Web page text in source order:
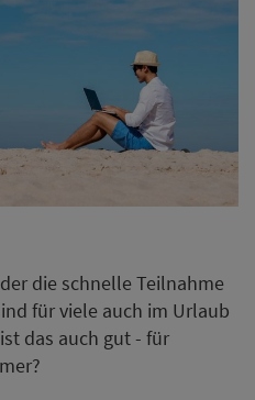
die schnelle Teilnahme
für viele auch im Urlaub
das auch gut - für